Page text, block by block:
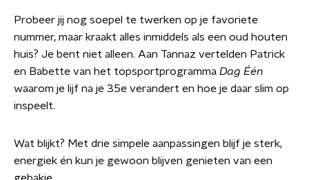
Probeer jij nog soepel te twerken op je favoriete
nummer, maar kraakt alles inmiddels als een oud houten
huis? Je bent niet alleen. Aan Tannaz vertelden Patrick
en Babette van het topsportprogramma Dag Één
waarom je lijf na je 35e verandert en hoe je daar slim op
inspeelt.
Wat blijkt? Met drie simpele aanpassingen blijf je sterk,
energiek én kun je gewoon blijven genieten van een